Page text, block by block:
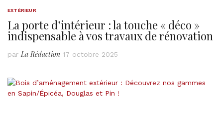
EXTÉRIEUR
La porte d’intérieur : la touche « déco »
indispensable à vos travaux de rénovation
par La Rédaction 17 octobre 2025